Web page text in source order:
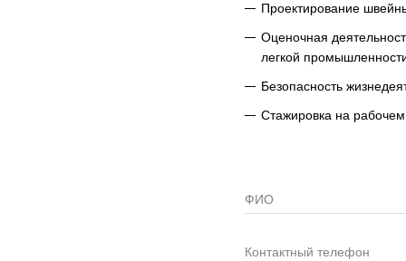
Проектирование
Оценочная
легкой
Безопасность
Стажировка на